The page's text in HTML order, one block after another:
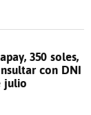
350 soles,
con DNI
julio